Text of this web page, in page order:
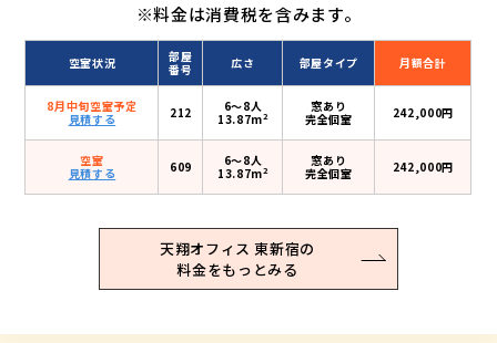
※料金は消費税を含みます。
空室状況
部屋
番号
広さ 部屋タイプ 月額合計
8月中旬空室予定
見積する
212
6〜8人
13.87m2
窓あり
完全個室
242,000円
空室
見積する
609
6〜8人
13.87m2
窓あり
完全個室
242,000円
天翔オフィス 東新宿の
料金をもっとみる